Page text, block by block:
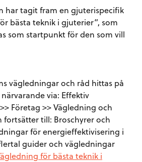
har tagit fram en gjuterispecifik
bästa teknik i gjuterier”, som
som startpunkt för den som vill
vägledningar och råd hittas på
via: Effektiv
Företag >> Vägledning och
fortsätter till: Broschyrer och
för energieffektivisering i
guider och vägledningar
för bästa teknik i